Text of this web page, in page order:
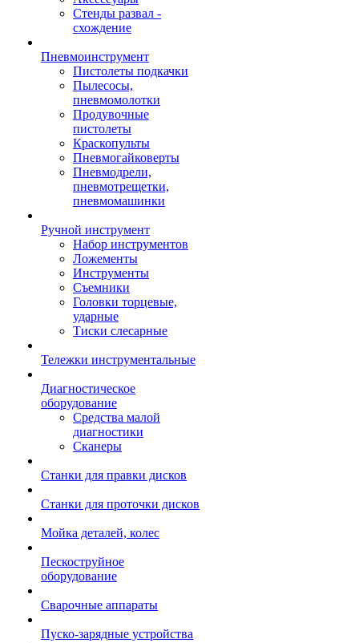
Стенды развал -
схождение
Пневмоинструмент
Пистолеты подкачки
Пылесосы,
пневмомолотки
Продувочные
пистолеты
Краскопульты
Пневмогайковерты
Пневмодрели,
пневмотрещетки,
пневмомашинки
Ручной инструмент
Набор инструментов
Ложементы
Инструменты
Съемники
Головки торцевые,
ударные
Тиски слесарные
Тележки инструментальные
Диагностическое
оборудование
Средства малой
диагностики
Сканеры
Станки для правки дисков
Станки для проточки дисков
Мойка деталей, колес
Пескоструйное
оборудование
Сварочные аппараты
Пуско-зарядные устройства